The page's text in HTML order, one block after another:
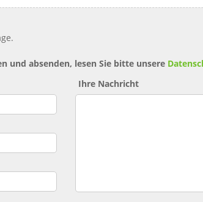
und absenden, lesen Sie bitte unsere
Ihre Nachricht